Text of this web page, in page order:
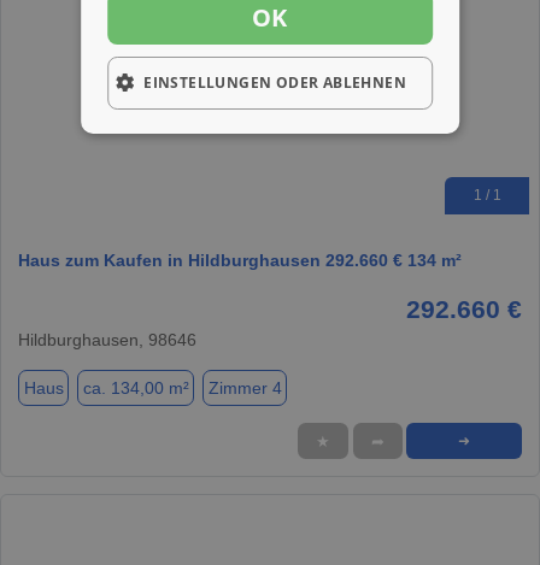
1 / 1
Haus zum Kaufen in Hildburghausen 292.660 € 134 m²
292.660 €
Hildburghausen, 98646
Haus ca. 134,00 m² Zimmer 4
★ ➦ ➜
OK
EINSTELLUNGEN ODER ABLEHNEN